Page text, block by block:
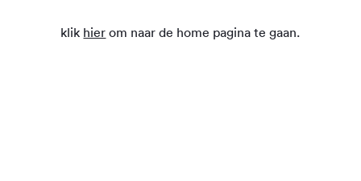
klik hier om naar de home pagina te gaan.